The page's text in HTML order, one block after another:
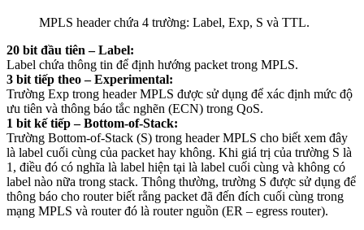
MPLS header chứa 4 trường: Label, Exp, S và TTL.
20 bit đầu tiên – Label:
Label chứa thông tin để định hướng packet trong MPLS.
3 bit tiếp theo – Experimental:
Trường Exp trong header MPLS được sử dụng để xác định mức độ
ưu tiên và thông báo tắc nghẽn (ECN) trong QoS.
1 bit kế tiếp – Bottom-of-Stack:
Trường Bottom-of-Stack (S) trong header MPLS cho biết xem đây
là label cuối cùng của packet hay không. Khi giá trị của trường S là
1, điều đó có nghĩa là label hiện tại là label cuối cùng và không có
label nào nữa trong stack. Thông thường, trường S được sử dụng để
thông báo cho router biết rằng packet đã đến đích cuối cùng trong
mạng MPLS và router đó là router nguồn (ER – egress router).